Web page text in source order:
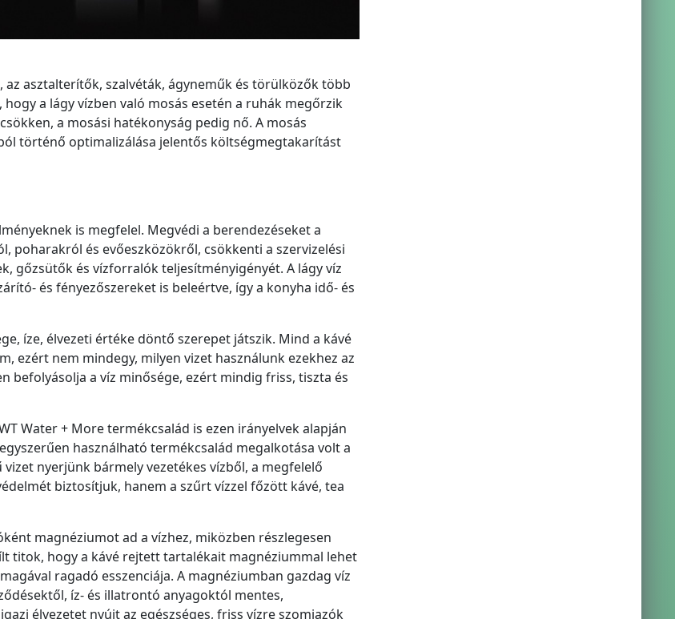
asztalterítők, szalvéták, ágyneműk és törülközők több
a lágy vízben való mosás esetén a ruhák megőrzik
a mosási hatékonyság pedig nő. A mosás
történő optimalizálása jelentős költségmegtakarítást
is megfelel. Megvédi a berendezéseket a
és evőeszközökről, csökkenti a szervizelési
gőzsütők és vízforralók teljesítményigényét. A lágy víz
és fényezőszereket is beleértve, így a konyha idő- és
íze, élvezeti értéke döntő szerepet játszik. Mind a kávé
ezért nem mindegy, milyen vizet használunk ezekhez az
befolyásolja a víz minősége, ezért mindig friss, tiszta és
Water + More termékcsalád is ezen irányelvek alapján
használható termékcsalád megalkotása volt a
nyerjünk bármely vezetékes vízből, a megfelelő
biztosítjuk, hanem a szűrt vízzel főzött kávé, tea
magnéziumot ad a vízhez, miközben részlegesen
titok, hogy a kávé rejtett tartalékait magnéziummal lehet
ragadó esszenciája. A magnéziumban gazdag víz
íz- és illatrontó anyagoktól mentes,
élvezetet nyújt az egészséges, friss vízre szomjazók